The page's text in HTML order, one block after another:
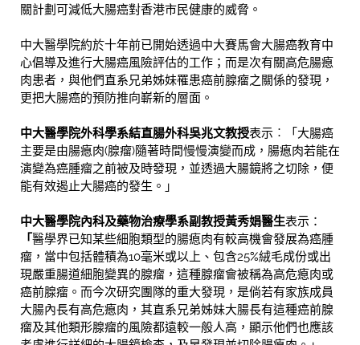
關計劃可減低大腸癌對香港市民健康的威脅。
中大醫學院約於十年前已開始透過中大賽馬會大腸癌教育中
心倡導及進行大腸癌風險評估的工作；而是次有關高危腸瘜
肉患者，與他們直系兄弟姊妹罹患癌前腺瘤之關係的發現，
更把大腸癌的預防推向嶄新的層面。
中大醫學院外科學系結直腸外科吳兆文教授表示︰「大腸癌
主要是由腸瘜肉(腺瘤)隨著時間慢慢演變而成，腸瘜肉若能在
演變為癌腫瘤之前被及時發現，並透過大腸鏡將之切除，便
能有效遏止大腸癌的發生。」
中大醫學院內科及藥物治療學系副教授黃秀娟醫生表示：
「醫學界已知某些細胞類型的腸瘜肉有較高機會發展為癌腫
瘤，當中包括體積為10毫米或以上、包含25%絨毛成份或出
現嚴重腸道細胞變異的腺瘤，這種腺瘤會被稱為高危瘜肉或
癌前腺瘤。而今次研究團隊的重大發現，是倘若有家族成員
大腸內長有高危瘜肉，其直系兄弟姊妹大腸長有這種癌前腺
瘤及其他類形腺瘤的風險都遠較一般人高，顯示他們也應該